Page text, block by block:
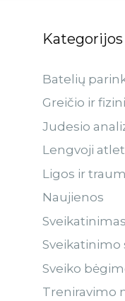
Kategorijos
Batelių
Greičio ir
Judesio
Lengvoji
Ligos ir
Naujienos
Sveikatinimas
Sveikatinimo
Sveiko
Treniravimo